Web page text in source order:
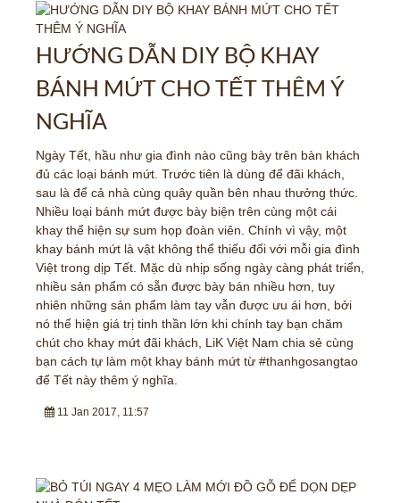
HƯỚNG DẪN DIY BỘ KHAY
BÁNH MỨT CHO TẾT THÊM Ý
NGHĨA
Ngày Tết, hầu như gia đình nào cũng bày trên bàn khách
đủ các loại bánh mứt. Trước tiên là dùng để đãi khách,
sau là để cả nhà cùng quây quần bên nhau thưởng thức.
Nhiều loại bánh mứt được bày biện trên cùng một cái
khay thể hiện sự sum họp đoàn viên. Chính vì vậy, một
khay bánh mứt là vật không thể thiếu đối với mỗi gia đình
Việt trong dịp Tết. Mặc dù nhịp sống ngày càng phát triển,
nhiều sản phẩm có sẵn được bày bán nhiều hơn, tuy
nhiên những sản phẩm làm tay vẫn được ưu ái hơn, bởi
nó thể hiện giá trị tinh thần lớn khi chính tay bạn chăm
chút cho khay mứt đãi khách, LiK Việt Nam chia sẻ cùng
bạn cách tự làm một khay bánh mứt từ #thanhgosangtao
để Tết này thêm ý nghĩa.
11 Jan 2017, 11:57